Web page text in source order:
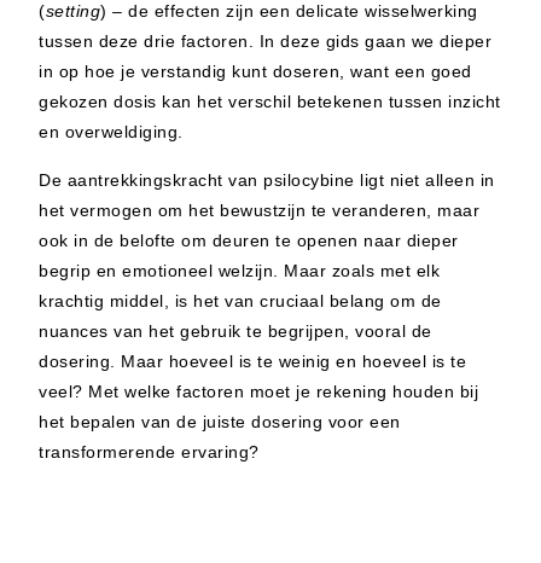
(setting) – de effecten zijn een delicate wisselwerking
tussen deze drie factoren. In deze gids gaan we dieper
in op hoe je verstandig kunt doseren, want een goed
gekozen dosis kan het verschil betekenen tussen inzicht
en overweldiging.
De aantrekkingskracht van psilocybine ligt niet alleen in
het vermogen om het bewustzijn te veranderen, maar
ook in de belofte om deuren te openen naar dieper
begrip en emotioneel welzijn. Maar zoals met elk
krachtig middel, is het van cruciaal belang om de
nuances van het gebruik te begrijpen, vooral de
dosering. Maar hoeveel is te weinig en hoeveel is te
veel? Met welke factoren moet je rekening houden bij
het bepalen van de juiste dosering voor een
transformerende ervaring?